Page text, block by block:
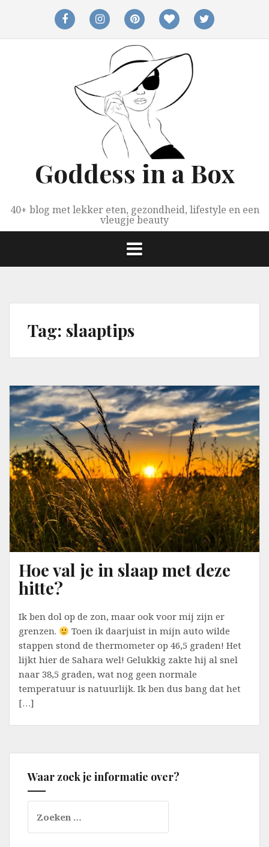
facebookinstagrampinterestbloglovintwitter
Goddess in a Box
40+ blog met lekker eten, gezondheid, lifestyle en een
vleugje beauty
Tag: slaaptips
Hoe val je in slaap met deze
hitte?
Ik ben dol op de zon, maar ook voor mij zijn er
grenzen.
Toen ik daarjuist in mijn auto wilde
stappen stond de thermometer op 46,5 graden! Het
lijkt hier de Sahara wel! Gelukkig zakte hij al snel
naar 38,5 graden, wat nog geen normale
temperatuur is natuurlijk. Ik ben dus bang dat het
[…]
Waar zoek je informatie over?
naar: